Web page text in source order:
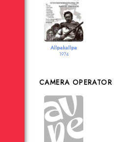
Allpakallpa
1974
CAMERA OPERATOR